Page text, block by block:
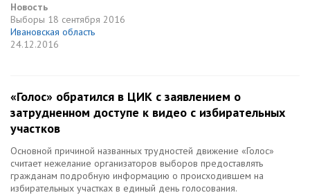
Новость
Выборы 18 сентября 2016
Ивановская область
24.12.2016
«Голос» обратился в ЦИК с заявлением о
затрудненном доступе к видео с избирательных
участков
Основной причиной названных трудностей движение «Голос»
считает нежелание организаторов выборов предоставлять
гражданам подробную информацию о происходившем на
избирательных участках в единый день голосования.